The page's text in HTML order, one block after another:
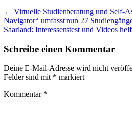
Beitragsnavigation
← Virtuelle Studienberatung und Self-
Navigator“ umfasst nun 27
Saarland: Interessenstest und Videos
Schreibe einen Kommentar
Deine E-Mail-Adresse wird nicht
Felder sind mit * markiert
Kommentar *